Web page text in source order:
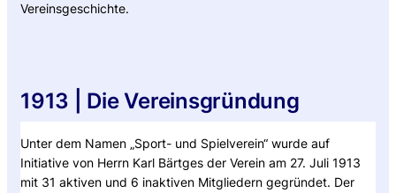
Vereinsgeschichte.
1913 | Die Vereinsgründung
Unter dem Namen „Sport- und Spielverein“ wurde auf
Initiative von Herrn Karl Bärtges der Verein am 27. Juli 1913
mit 31 aktiven und 6 inaktiven Mitgliedern gegründet. Der